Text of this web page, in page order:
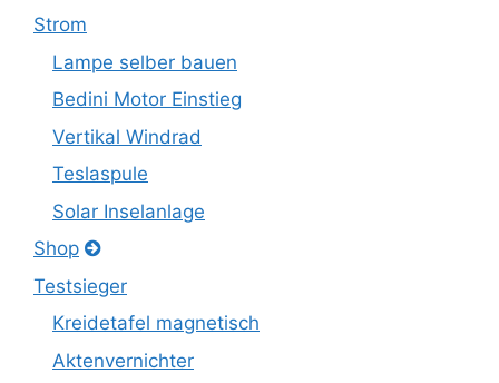
Strom
Lampe selber bauen
Bedini Motor Einstieg
Vertikal Windrad
Teslaspule
Solar Inselanlage
Shop
Testsieger
Kreidetafel magnetisch
Aktenvernichter